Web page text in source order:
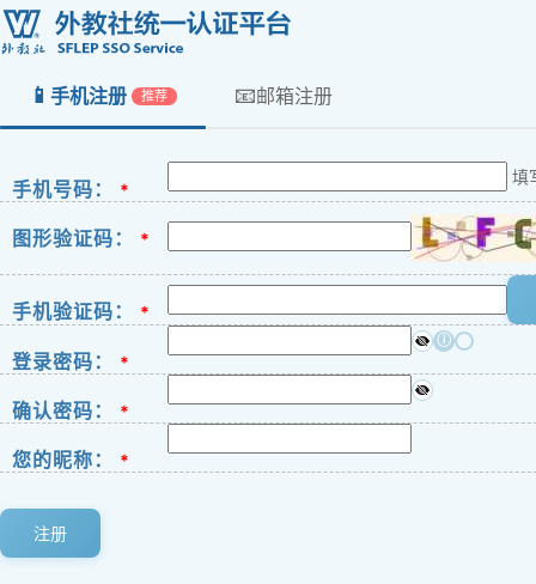
📱 手机注册 推荐 📧邮箱注册
手机号码： *
填
图形验证码： *
手机验证码： *
登录密码： *
ⓘ
确认密码： *
您的昵称： *
注册